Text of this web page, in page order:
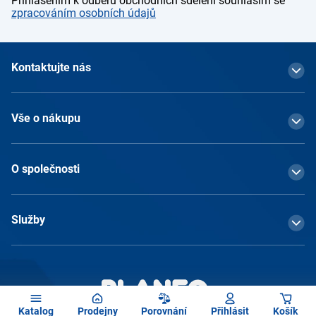
Katalog Prodejny Porovnání Přihlásit Košík
zpracováním osobních údajů
Kontaktujte nás
Vše o nákupu
O společnosti
Služby